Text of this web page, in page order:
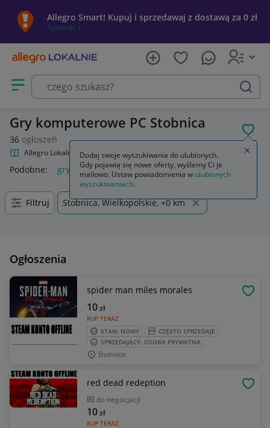
Allegro Smart! Kupuj i sprzedawaj z dostawą za 0 zł
Sprawdź »
Otwórz menu z kategoriami
szukaj
Gry komputerowe PC Stobnica
36 ogłoszeń
Allegro Lokalnie Kultura i rozrywka Gry Gry komputerowe PC
Podobne: gry komputerowe na pc
Filtruj Stobnica, Wielkopolskie, +0 km
Ogłoszenia
spider man miles morales
KUP TERAZ
10zł
STAN: NOWY
CZĘSTO SPRZEDAJE
SPRZEDAJĄCY: OSOBA PRYWATNA
Stobnica
red dead redeption
do negocjacji
KUP TERAZ
10zł
Dodaj swoje wyszukiwania do ulubionych.
Gdy pojawią się nowe oferty, wyślemy Ci je
mailowo. Ustaw powiadomienia w ulubionych
wyszukiwaniach.